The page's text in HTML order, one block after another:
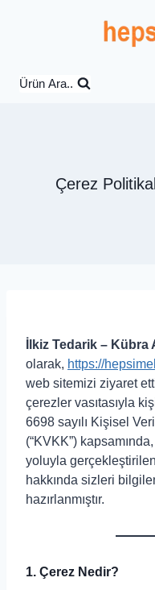
Ürün Ara..
Çerez
İlkiz Tedarik – Kübra
olarak, https://
web sitemizi ziyaret
çerezler vasıtasıyla
6698 sayılı Kişisel
(“KVKK”)
yoluyla
hakkında sizleri
hazırlanmıştır.
1. Çerez Nedir?